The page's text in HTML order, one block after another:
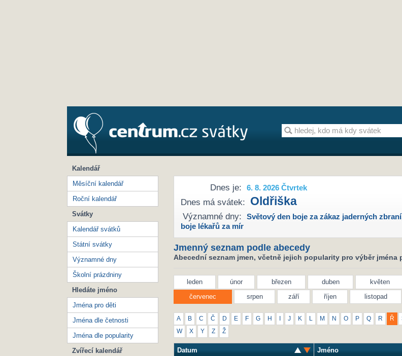
Dnes je: 6. 8. 2026 Čtvrtek
Dnes má svátek: Oldřiška
Významné dny: Světový den boje za zákaz jaderných zbraní
boje lékařů za mír
Jmenný seznam podle abecedy
Abecední seznam jmen, včetně jejich popularity pro výběr jména
leden únor březen duben květen
červenec
srpen září říjen listopad
A B C Č D E F G H J K M N O P Q R Ř
W X Y Z Ž
Datum Jméno
Kalendář
Měsíční kalendář
Roční kalendář
Svátky
Kalendář svátků
Státní svátky
Významné dny
Školní prázdniny
Hledáte jméno
Jména pro děti
Jména dle četnosti
Jména dle popularity
Zvířecí kalendář